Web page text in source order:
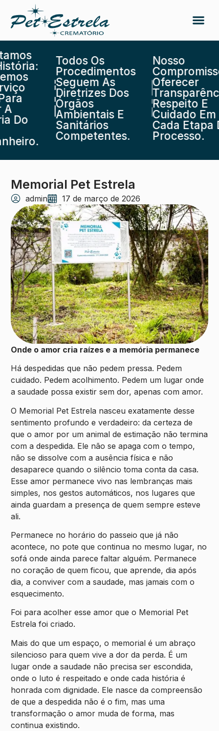
Todos Os
Procedimentos
Seguem As
Diretrizes Dos
Órgãos
Ambientais E
Sanitários
Competentes.
Nosso
Compromisso É
Oferecer
Transparência,
Respeito E
Cuidado Em
Cada Etapa Do
Processo.
Memorial Pet Estrela
admin 17 de março de 2026
Onde o amor cria raízes e a memória permanece
Há despedidas que não pedem pressa. Pedem
cuidado. Pedem acolhimento. Pedem um lugar onde
a saudade possa existir sem dor, apenas com amor.
O Memorial Pet Estrela nasceu exatamente desse
sentimento profundo e verdadeiro: da certeza de
que o amor por um animal de estimação não termina
com a despedida. Ele não se apaga com o tempo,
não se dissolve com a ausência física e não
desaparece quando o silêncio toma conta da casa.
Esse amor permanece vivo nas lembranças mais
simples, nos gestos automáticos, nos lugares que
ainda guardam a presença de quem sempre esteve
ali.
Permanece no horário do passeio que já não
acontece, no pote que continua no mesmo lugar, no
sofá onde ainda parece faltar alguém. Permanece
no coração de quem ficou, que aprende, dia após
dia, a conviver com a saudade, mas jamais com o
esquecimento.
Foi para acolher esse amor que o Memorial Pet
Estrela foi criado.
Mais do que um espaço, o memorial é um abraço
silencioso para quem vive a dor da perda. É um
lugar onde a saudade não precisa ser escondida,
onde o luto é respeitado e onde cada história é
honrada com dignidade. Ele nasce da compreensão
de que a despedida não é o fim, mas uma
transformação o amor muda de forma, mas
continua existindo.